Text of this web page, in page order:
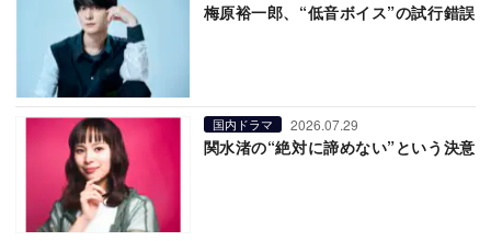
梅原裕一郎、“低音ボイス”の試行錯誤
国内ドラマ 2026.07.29
関水渚の“絶対に諦めない”という決意